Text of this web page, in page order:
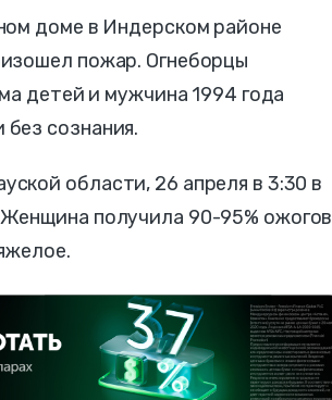
доме в Индерском районе
пожар. Огнеборцы
детей и мужчина 1994 года
сознания.
области, 26 апреля в 3:30 в
получила 90-95% ожогов